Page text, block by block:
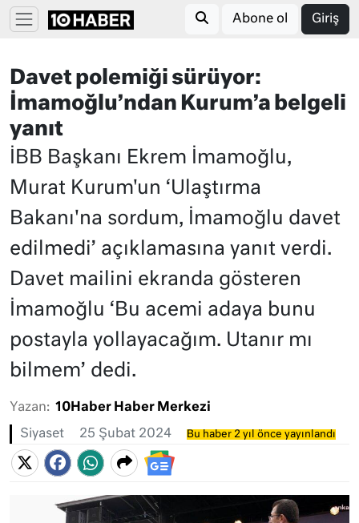
Abone ol Giriş
Davet polemiği sürüyor:
İmamoğlu’ndan Kurum’a belgeli
yanıt
İBB Başkanı Ekrem İmamoğlu,
Murat Kurum'un ‘Ulaştırma
Bakanı'na sordum, İmamoğlu davet
edilmedi’ açıklamasına yanıt verdi.
Davet mailini ekranda gösteren
İmamoğlu ‘Bu acemi adaya bunu
postayla yollayacağım. Utanır mı
bilmem’ dedi.
Yazan: 10Haber Haber Merkezi
Siyaset 25 Şubat 2024 Bu haber 2 yıl önce yayınlandı